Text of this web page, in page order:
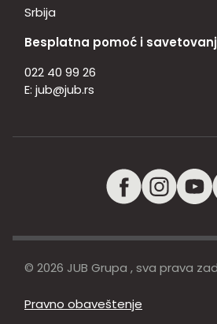
Srbija
Besplatna pomoć i
022 40 99 26
E: jub@jub.rs
© 2026 JUB Grupa , sva prava
Pravno obaveštenje